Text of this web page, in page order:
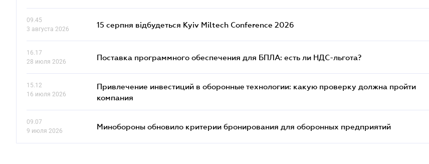
09.45
3 августа 2026
15 серпня відбудеться Kyiv Miltech Conference 2026
16.17
28 июля 2026
Поставка программного обеспечения для БПЛА: есть ли НДС-льгота?
15.12
16 июля 2026
Привлечение инвестиций в оборонные технологии: какую проверку должна пройти
компания
09.07
9 июля 2026
Минобороны обновило критерии бронирования для оборонных предприятий